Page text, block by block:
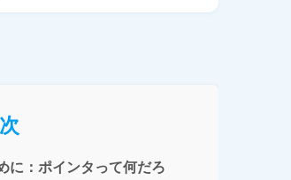
に：ポインタって何だろ